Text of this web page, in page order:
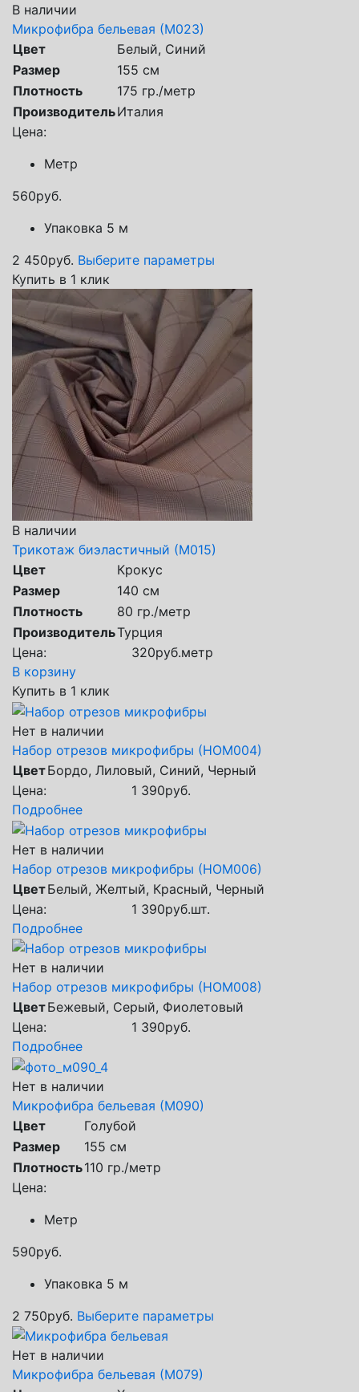
В наличии
Микрофибра бельевая (М023)
Цвет
Белый, Синий
Размер
155 см
Плотность
175 гр./метр
ПроизводительИталия
Цена:
Метр
560руб.
Упаковка 5 м
2 450руб. Выберите параметры
Купить в 1 клик
В наличии
Трикотаж биэластичный (М015)
Цвет
Крокус
Размер
140 см
Плотность
80 гр./метр
ПроизводительТурция
Цена:
320руб.метр
В корзину
Купить в 1 клик
Нет в наличии
Набор отрезов микрофибры (НОМ004)
ЦветБордо, Лиловый, Синий, Черный
Цена:
1 390руб.
Подробнее
Нет в наличии
Набор отрезов микрофибры (НОМ006)
ЦветБелый, Желтый, Красный, Черный
Цена:
1 390руб.шт.
Подробнее
Нет в наличии
Набор отрезов микрофибры (НОМ008)
ЦветБежевый, Серый, Фиолетовый
Цена:
1 390руб.
Подробнее
Нет в наличии
Микрофибра бельевая (М090)
Цвет
Голубой
Размер
155 см
Плотность110 гр./метр
Цена:
Метр
590руб.
Упаковка 5 м
2 750руб. Выберите параметры
Нет в наличии
Микрофибра бельевая (М079)